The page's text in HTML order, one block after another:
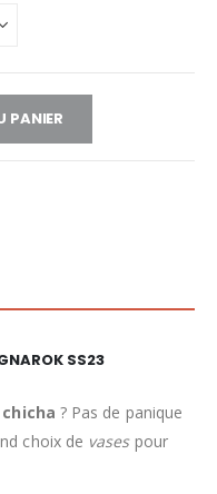
PANIER
SS23
? Pas de panique
choix de vasespour